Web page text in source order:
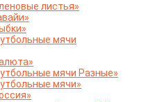
листья»
мячи
мячи Разные»
мячи»